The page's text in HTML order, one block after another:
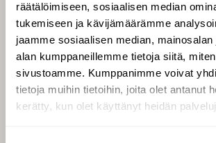
räätälöimiseen, sosiaalisen median
tukemiseen ja kävijämäärämme
jaamme sosiaalisen median,
alan kumppaneillemme tietoja siitä,
sivustoamme. Kumppanimme voivat
tietoja muihin tietoihin, joita olet antanut
kerätty, kun olet käyttänyt heidän
LEHTI
Uusin lehti
Tilaa
Tilaa
Äänestä